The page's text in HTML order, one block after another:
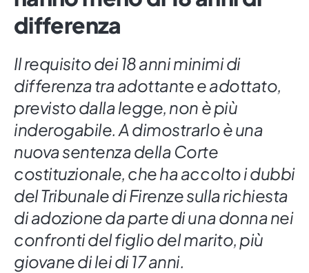
differenza
Il requisito dei 18 anni minimi di
differenza tra adottante e adottato,
previsto dalla legge, non è più
inderogabile. A dimostrarlo è una
nuova sentenza della Corte
costituzionale, che ha accolto i dubbi
del Tribunale di Firenze sulla richiesta
di adozione da parte di una donna nei
confronti del figlio del marito, più
giovane di lei di 17 anni.